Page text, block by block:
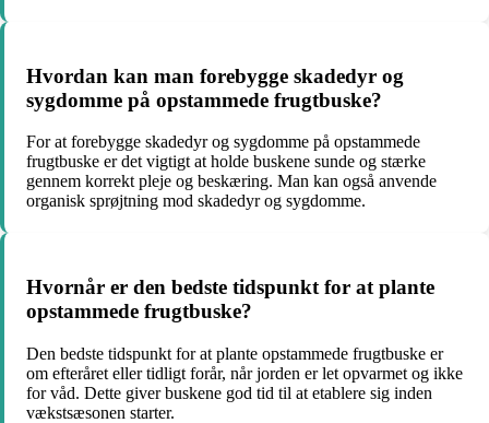
Hvordan kan man forebygge skadedyr og
sygdomme på opstammede frugtbuske?
For at forebygge skadedyr og sygdomme på opstammede
frugtbuske er det vigtigt at holde buskene sunde og stærke
gennem korrekt pleje og beskæring. Man kan også anvende
organisk sprøjtning mod skadedyr og sygdomme.
Hvornår er den bedste tidspunkt for at plante
opstammede frugtbuske?
Den bedste tidspunkt for at plante opstammede frugtbuske er
om efteråret eller tidligt forår, når jorden er let opvarmet og ikke
for våd. Dette giver buskene god tid til at etablere sig inden
vækstsæsonen starter.